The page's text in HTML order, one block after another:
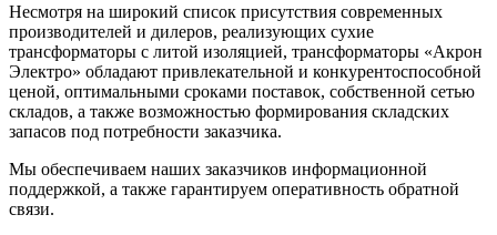
Несмотря на широкий список присутствия современных
производителей и дилеров, реализующих сухие
трансформаторы с литой изоляцией, трансформаторы «Акрон
Электро» обладают привлекательной и конкурентоспособной
ценой, оптимальными сроками поставок, собственной сетью
складов, а также возможностью формирования складских
запасов под потребности заказчика.
Мы обеспечиваем наших заказчиков информационной
поддержкой, а также гарантируем оперативность обратной
связи.